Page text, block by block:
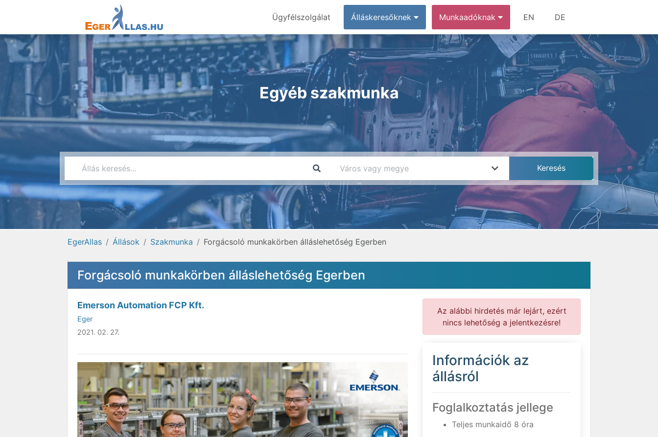
Ügyfélszolgálat Álláskeresőknek Munkaadóknak EN DE
Egyéb szakmunka
EgerAllas Állások Szakmunka Forgácsoló munkakörben álláslehetőség Egerben
Forgácsoló munkakörben álláslehetőség Egerben
Emerson Automation FCP Kft.
Eger
2021. 02. 27.
Az alábbi hirdetés már lejárt, ezért
nincs lehetőség a jelentkezésre!
Információk az
állásról
Foglalkoztatás jellege
Teljes munkaidő 8 óra